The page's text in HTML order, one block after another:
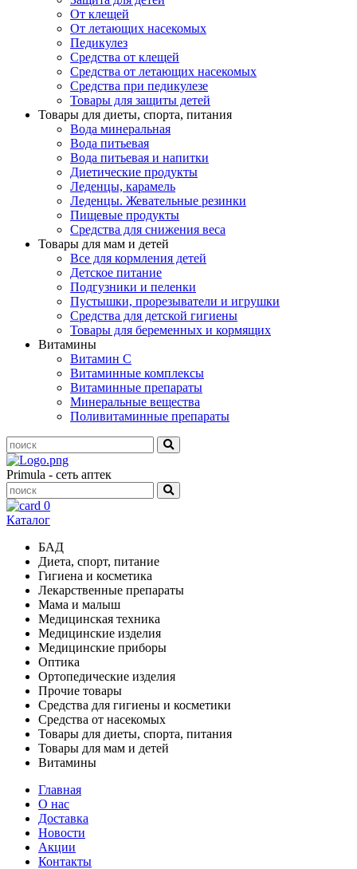
От клещей
От летающих насекомых
Педикулез
Средства от клещей
Средства от летающих насекомых
Средства при педикулезе
Товары для защиты детей
Товары для диеты, спорта, питания
Вода минеральная
Вода питьевая
Вода питьевая и напитки
Диетические продукты
Леденцы, карамель
Леденцы. Жевательные резинки
Пищевые продукты
Средства для снижения веса
Товары для мам и детей
Все для кормления детей
Детское питание
Подгузники и пеленки
Пустышки, прорезыватели и игрушки
Средства для детской гигиены
Товары для беременных и кормящих
Витамины
Витамин С
Витаминные комплексы
Витаминные препараты
Минеральные вещества
Поливитаминные препараты
Primula - сеть аптек
0
Каталог
БАД
Диета, спорт, питание
Гигиена и косметика
Лекарственные препараты
Мама и малыш
Медицинская техника
Медицинские изделия
Медицинские приборы
Оптика
Ортопедические изделия
Прочие товары
Средства для гигиены и косметики
Средства от насекомых
Товары для диеты, спорта, питания
Товары для мам и детей
Витамины
Главная
О нас
Доставка
Новости
Акции
Контакты